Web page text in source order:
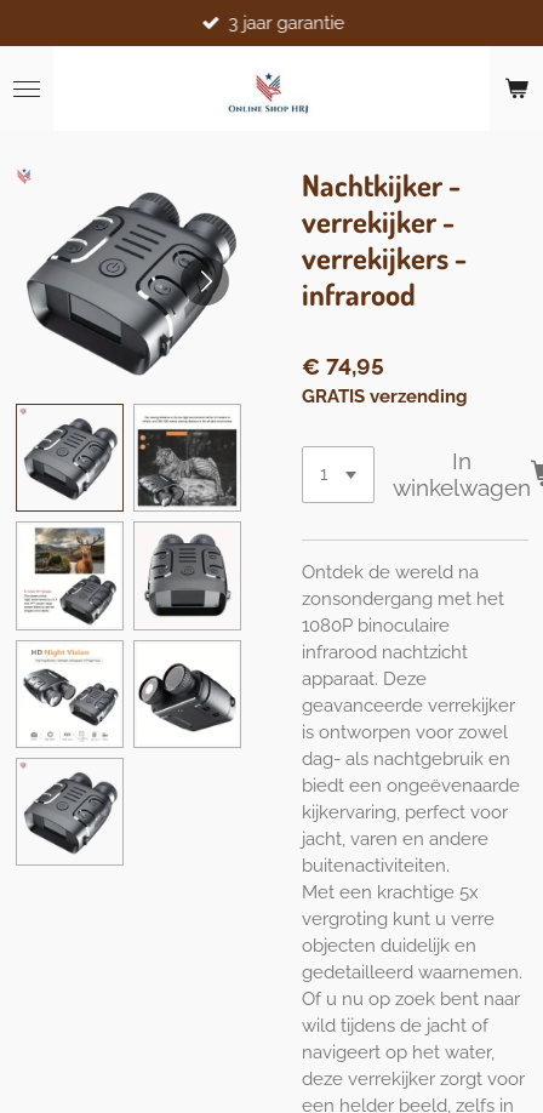
direct
naar
de
3 jaar garantie
Nachtkijker -
verrekijker -
verrekijkers -
infrarood
€ 74,95
GRATIS verzending
In
winkelwagen
Ontdek de wereld na
zonsondergang met het
1080P binoculaire
infrarood nachtzicht
apparaat. Deze
geavanceerde verrekijker
is ontworpen voor zowel
dag- als nachtgebruik en
biedt een ongeëvenaarde
kijkervaring, perfect voor
jacht, varen en andere
buitenactiviteiten.
Met een krachtige 5x
vergroting kunt u verre
objecten duidelijk en
gedetailleerd waarnemen.
Of u nu op zoek bent naar
wild tijdens de jacht of
navigeert op het water,
deze verrekijker zorgt voor
een helder beeld, zelfs in